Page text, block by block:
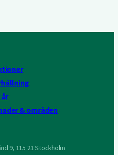
& områden
9, 115 21 Stockholm